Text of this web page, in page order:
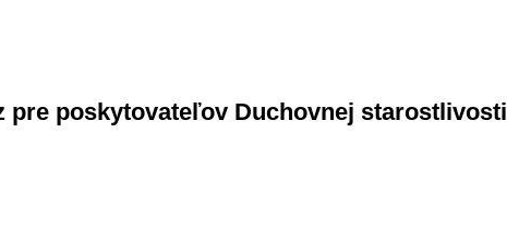
poskytovateľov Duchovnej starostlivosti